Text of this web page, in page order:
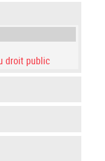
droit public